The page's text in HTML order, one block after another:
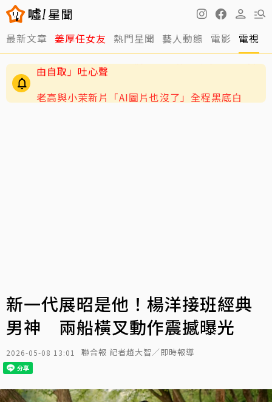
最新文章 姜厚任女友 熱門星聞 藝人動態 電影 電視
老高與小茉新片「AI圖片也沒了」全程黑底白
字 網驚：直接變Podcast
新一代展昭是他！楊洋接班經典
男神 兩船橫叉動作震撼曝光
2026-05-08 13:01 聯合報 記者趙大智／即時報導